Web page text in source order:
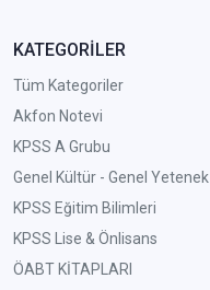
KATEGORİLER
Tüm Kategoriler
Akfon Notevi
KPSS A Grubu
Genel Kültür - Genel Yetenek
KPSS Eğitim Bilimleri
KPSS Lise & Önlisans
ÖABT KİTAPLARI